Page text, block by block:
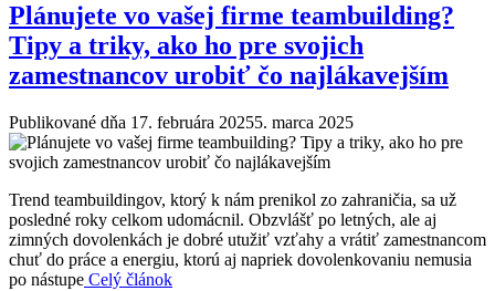
Plánujete vo vašej firme teambuilding?
Tipy a triky, ako ho pre svojich
zamestnancov urobiť čo najlákavejším
Publikované dňa 17. februára 20255. marca 2025
Trend teambuildingov, ktorý k nám prenikol zo zahraničia, sa už
posledné roky celkom udomácnil. Obzvlášť po letných, ale aj
zimných dovolenkách je dobré utužiť vzťahy a vrátiť zamestnancom
chuť do práce a energiu, ktorú aj napriek dovolenkovaniu nemusia
po nástupe Celý článok